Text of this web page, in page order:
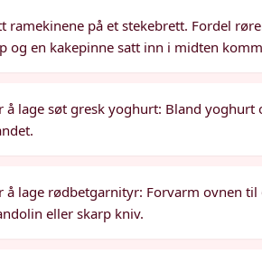
ramekinene på et stekebrett. Fordel
og en kakepinne satt inn i midten
å lage søt gresk yoghurt: Bland
å lage rødbetgarnityr: Forvarm ovnen
eller skarp kniv.